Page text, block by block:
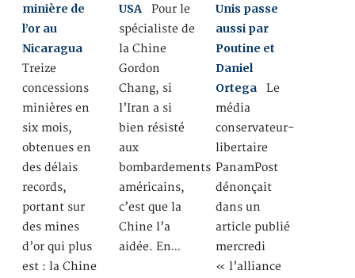
minière de
l’or au
Nicaragua
Treize
concessions
minières en
six mois,
obtenues en
des délais
records,
portant sur
des mines
d’or qui plus
est : la Chine
USA Pour le
spécialiste de
la Chine
Gordon
Chang, si
l’Iran a si
bien résisté
aux
bombardements
américains,
c’est que la
Chine l’a
aidée. En…
Unis passe
aussi par
Poutine et
Daniel
Ortega Le
média
conservateur-
libertaire
PanamPost
dénonçait
dans un
article publié
mercredi
« l’alliance